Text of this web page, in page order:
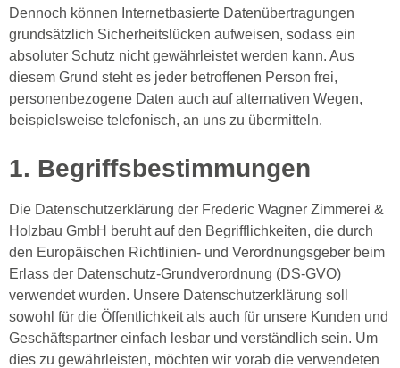
Dennoch können Internetbasierte Datenübertragungen
grundsätzlich Sicherheitslücken aufweisen, sodass ein
absoluter Schutz nicht gewährleistet werden kann. Aus
diesem Grund steht es jeder betroffenen Person frei,
personenbezogene Daten auch auf alternativen Wegen,
beispielsweise telefonisch, an uns zu übermitteln.
1. Begriffsbestimmungen
Die Datenschutzerklärung der Frederic Wagner Zimmerei &
Holzbau GmbH beruht auf den Begrifflichkeiten, die durch
den Europäischen Richtlinien- und Verordnungsgeber beim
Erlass der Datenschutz-Grundverordnung (DS-GVO)
verwendet wurden. Unsere Datenschutzerklärung soll
sowohl für die Öffentlichkeit als auch für unsere Kunden und
Geschäftspartner einfach lesbar und verständlich sein. Um
dies zu gewährleisten, möchten wir vorab die verwendeten